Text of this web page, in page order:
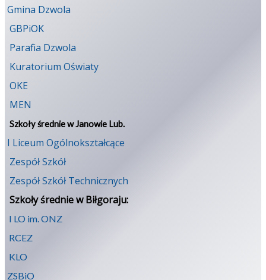
Gmina Dzwola
GBPiOK
Parafia Dzwola
Kuratorium Oświaty
OKE
MEN
Szkoły średnie w Janowie Lub.
I Liceum Ogólnokształcące
Zespół Szkół
Zespół Szkół Technicznych
Szkoły średnie w Biłgoraju:
I LO im. ONZ
RCEZ
KLO
ZSBiO